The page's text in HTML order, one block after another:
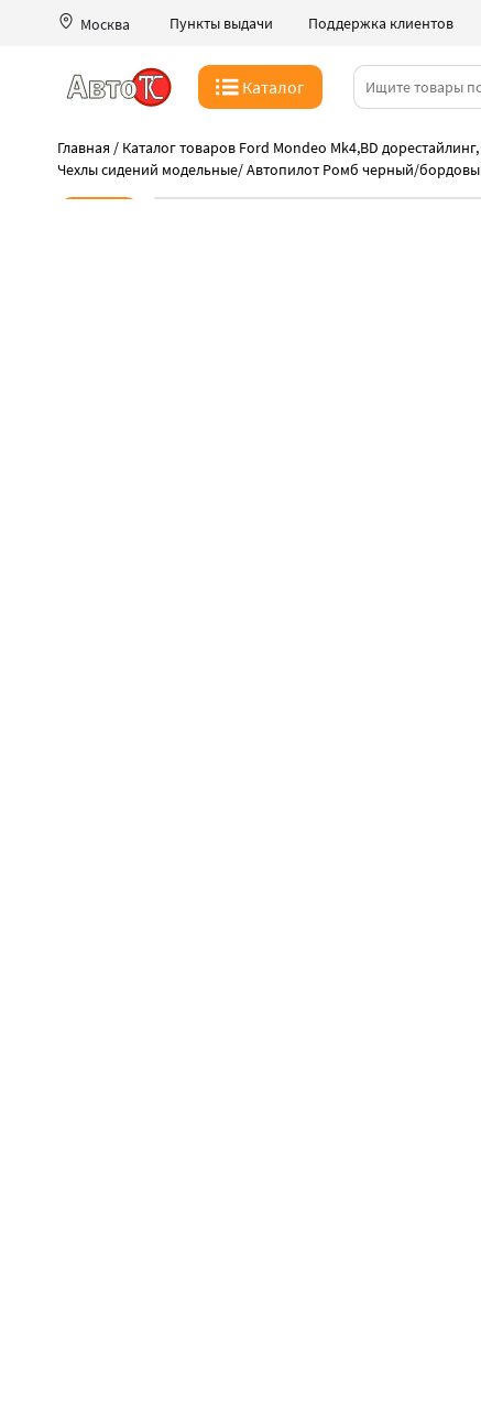
Москва Пункты выдачи Поддержка клиентов
Каталог
Главная / Каталог товаров Ford Mondeo Mk4,BD
Чехлы сидений модельные/Автопилот Ромб черный/